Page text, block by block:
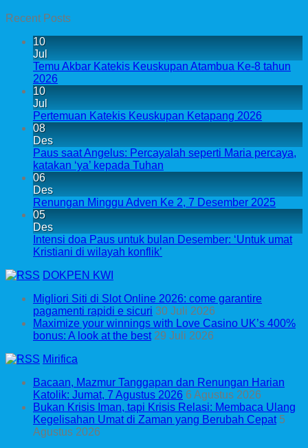
Recent Posts
10
Jul
Temu Akbar Katekis Keuskupan Atambua Ke-8 tahun
2026
10
Jul
Pertemuan Katekis Keuskupan Ketapang 2026
08
Des
Paus saat Angelus: Percayalah seperti Maria percaya,
katakan ‘ya’ kepada Tuhan
06
Des
Renungan Minggu Adven Ke 2, 7 Desember 2025
05
Des
Intensi doa Paus untuk bulan Desember: ‘Untuk umat
Kristiani di wilayah konflik’
DOKPEN KWI
Migliori Siti di Slot Online 2026: come garantire
pagamenti rapidi e sicuri 30 Juli 2026
Maximize your winnings with Love Casino UK’s 400%
bonus: A look at the best 29 Juli 2026
Mirifica
Bacaan, Mazmur Tanggapan dan Renungan Harian
Katolik: Jumat, 7 Agustus 2026 6 Agustus 2026
Bukan Krisis Iman, tapi Krisis Relasi: Membaca Ulang
Kegelisahan Umat di Zaman yang Berubah Cepat 5
Agustus 2026